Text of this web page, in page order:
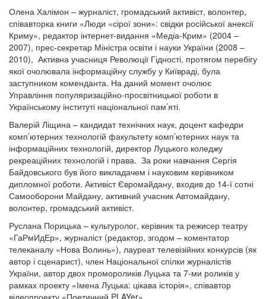
Олена Халімон – журналіст, громадський активіст, волонтер,
співавторка книги «Люди «сірої зони»: свідки російської анексії
Криму», редактор інтернет-видання «Медіа-Крим» (2004 –
2007), прес-секретар Міністра освіти і науки України (2008 –
2010), Активна учасниця Революції Гідності, протягом перебігу
якої очолювала інформаційну службу у Київраді, була
заступником коменданта. На даний момент очолює
Управління популяризаційно-просвітницької роботи в
Українському інституті національної пам’яті.
Валерій Ліщина – кандидат технічних наук, доцент кафедри
комп’ютерних технологій факультету комп’ютерних наук та
інформаційних технологій, директор Луцького коледжу
рекреаційних технологій і права. За роки навчання Сергія
Байдовського був його викладачем і науковим керівником
дипломної роботи. Активіст Євромайдану, входив до 14-ї сотні
Самооборони Майдану, активний учасник Автомайдану,
волонтер, громадський активіст.
Руслана Порицька – культуролог, керівник та режисер театру
«ГаРмИдЕр», журналіст (редактор, згодом – коментатор
телеканалу «Нова Волинь»), лауреат телевізійних конкурсів (як
автор і сценарист), член Національної спілки журналістів
України, автор двох промороликів Луцька та 7-ми роликів у
рамках проекту «Імена Луцька: цікава історія», співавтор
відеопроекту «Поетичний PLAYer».